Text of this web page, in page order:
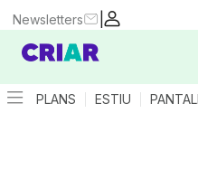
|
Newsletters
PLANS ESTIU